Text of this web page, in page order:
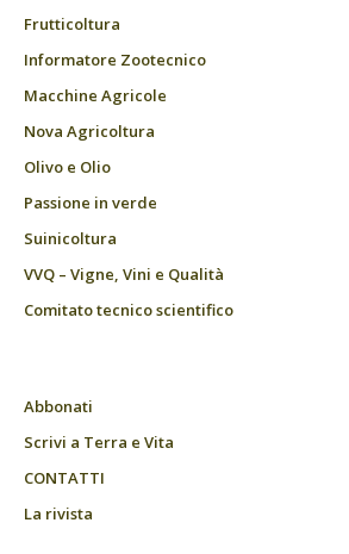
Frutticoltura
Informatore Zootecnico
Macchine Agricole
Nova Agricoltura
Olivo e Olio
Passione in verde
Suinicoltura
VVQ – Vigne, Vini e Qualità
Comitato tecnico scientifico
Abbonati
Scrivi a Terra e Vita
CONTATTI
La rivista